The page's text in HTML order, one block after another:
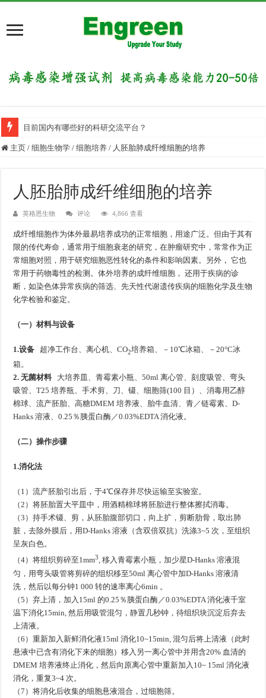
目前国内有哪些好的科研交流平台？
主页 / 细胞生物学 / 细胞培养 / 人胚胎肺成纤维细胞的培养
人胚胎肺成纤维细胞的培养
英格恩生物 评论 4,866 查看
成纤维细胞作为体外最易培养成功的正常细胞，用途广泛。但由于其有
限的传代寿命，通常用于细胞衰老的研究，在肿瘤研究中，常常作为正
常细胞对照，用于研究细胞恶性转化的条件和影响因素。另外， 它也
常用于药物毒性的检测。体外培养的成纤维细胞， 还用于疾病的诊
断，如染色体异常疾病的筛选、先天性代谢遗传疾病的细胞化学及生物
化学检验和鉴定。
（一）材料与设备
1.设备 超净工作台、离心机、CO2培养箱、－10℃冰箱、－20°C冰
箱。
2. 无菌材料 大培养皿、青霉素小瓶、50ml 离心管、刻度吸管、弯头
吸管、T25 培养瓶、手术剪、刀、镊、细胞筛(100 目）、消毒用乙醇
棉球、流产胚胎、高糖DMEM 培养液、胎牛血清、青／链霉素、D-
Hanks 溶液、0.25％胰蛋白酶／0.03%EDTA 消化液。
（二）操作步骤
1.消化法
（1）流产胚胎引出后，于4℃保存并尽快运输至实验室。
（2）将胚胎置大平皿中，用酒精棉球将胚胎进行整体擦拭消毒。
（3）持手术镊、剪，从胚胎腹部切口，向上扩，剪断肋骨，取出肺
脏，去除外膜后，用D-Hanks 溶液（含双倍双抗）洗涤3~5 次，至组织
呈灰白色。
（4）将组织剪碎至1mm3, 移入青霉素小瓶，加少星D-Hanks 溶液混
匀，用弯头吸管将剪碎的组织移至50ml 离心管中加D-Hanks 溶液清
洗，然后以每分钟1 000 转的速率离心6min 。
（5）弃上清，加入15ml 的0.25％胰蛋白酶／0.03%EDTA 消化液千室
温下消化15min, 然后用吸管混匀，静置几秒钟，待组织块沉淀后弃去
上清液。
（6）重新加入新鲜消化液15ml 消化10~15min, 混匀后将上清液（此时
悬液中已含有消化下来的细胞）移入另一离心管中并用含20% 血清的
DMEM 培养液终止消化，然后向原离心管中重新加入10~ 15ml 消化液
消化，重复3~4 次。
（7）将消化后收集的细胞悬液混合，过细胞筛。